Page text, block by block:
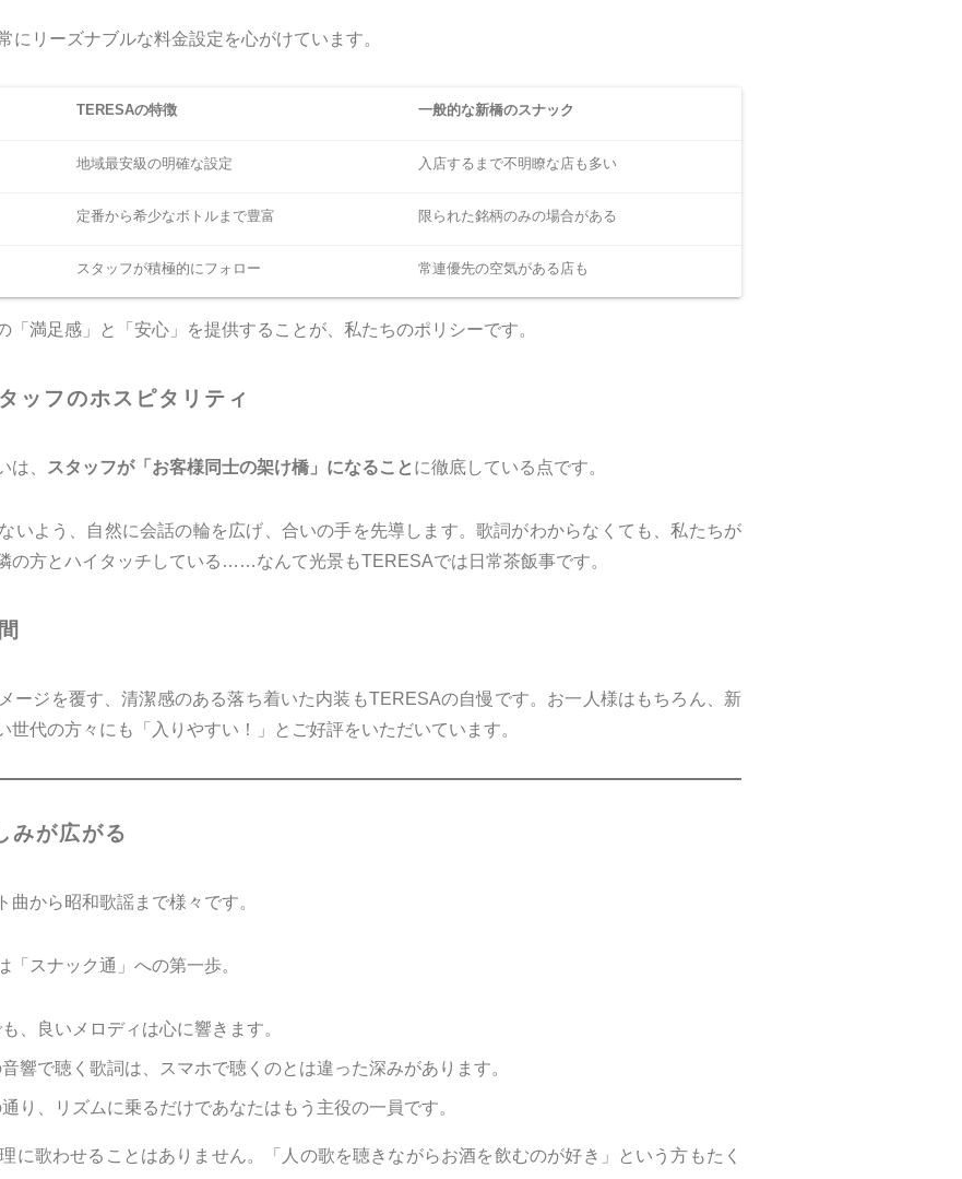
リーズナブルな料金設定を心がけています。
TERESAの特徴 一般的な新橋のスナック
地域最安級の明確な設定 入店するまで不明瞭な店も多い
定番から希少なボトルまで豊富 限られた銘柄のみの場合がある
スタッフが積極的にフォロー 常連優先の空気がある店も
「満足感」と「安心」を提供することが、私たちのポリシーです。
ッフのホスピタリティ
は、 スタッフが「お客様同士の架け橋」になること に徹底している点です。
いよう、自然に会話の輪を広げ、合いの手を先導します。歌詞がわからなくても、私たちが
の方とハイタッチしている……なんて光景もTERESAでは日常茶飯事です。
ージを覆す、清潔感のある落ち着いた内装もTERESAの自慢です。お一人様はもちろん、新
代の方々にも「入りやすい！」とご好評をいただいています。
みが広がる
から昭和歌謡まで様々です。
スナック通」への第一歩。
、良いメロディは心に響きます。
響で聴く歌詞は、スマホで聴くのとは違った深みがあります。
り、リズムに乗るだけであなたはもう主役の一員です。
に歌わせることはありません。「人の歌を聴きながらお酒を飲むのが好き」という方もたく